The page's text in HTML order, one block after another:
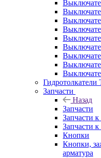
Гидротолкатели
Запчасти
Назад
Запчасти
Запчасти
Запчасти
Кнопки
Кнопки,
арматура